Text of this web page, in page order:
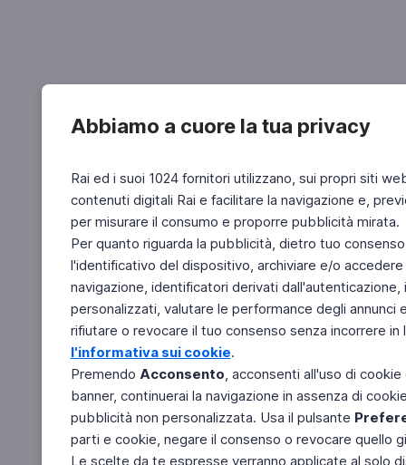
Abbiamo a cuore la tua privacy
Rai ed i suoi 1024 fornitori utilizzano, sui propri siti
contenuti digitali Rai e facilitare la navigazione e,
per misurare il consumo e proporre pubblicità mirata.
Per quanto riguarda la pubblicità, dietro tuo
l'identificativo del dispositivo, archiviare e/o
navigazione, identificatori derivati
personalizzati, valutare le performance degli
rifiutare o revocare il tuo consenso senza incorrere
l'informativa sui cookie.
Premendo Acconsento, acconsenti all'uso di
banner, continuerai la navigazione in assenza di
pubblicità non personalizzata. Usa il pulsante
parti e cookie, negare il consenso o revocare quello
Le scelte da te espresse verranno applicate al solo